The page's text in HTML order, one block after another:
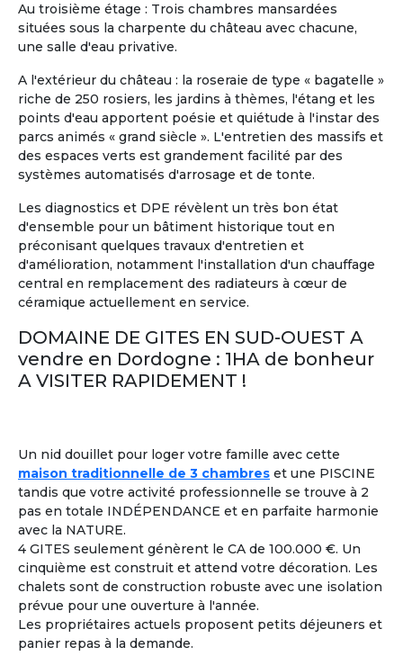
Au troisième étage : Trois chambres mansardées
situées sous la charpente du château avec chacune,
une salle d'eau privative.
A l'extérieur du château : la roseraie de type « bagatelle »
riche de 250 rosiers, les jardins à thèmes, l'étang et les
points d'eau apportent poésie et quiétude à l'instar des
parcs animés « grand siècle ». L'entretien des massifs et
des espaces verts est grandement facilité par des
systèmes automatisés d'arrosage et de tonte.
Les diagnostics et DPE révèlent un très bon état
d'ensemble pour un bâtiment historique tout en
préconisant quelques travaux d'entretien et
d'amélioration, notamment l'installation d'un chauffage
central en remplacement des radiateurs à cœur de
céramique actuellement en service.
DOMAINE DE GITES EN SUD-OUEST A
vendre en Dordogne : 1HA de bonheur
A VISITER RAPIDEMENT !
Un nid douillet pour loger votre famille avec cette
maison traditionnelle de 3 chambres et une PISCINE
tandis que votre activité professionnelle se trouve à 2
pas en totale INDÉPENDANCE et en parfaite harmonie
avec la NATURE.
4 GITES seulement génèrent le CA de 100.000 €. Un
cinquième est construit et attend votre décoration. Les
chalets sont de construction robuste avec une isolation
prévue pour une ouverture à l'année.
Les propriétaires actuels proposent petits déjeuners et
panier repas à la demande.
familles, des jeunes actifs, des couples,
des personnes seules ou encore d’autres
r...
Slide 1 of 11
11
Maison Partagée
Marrakech, Maroc
A partir de1 750 €/mois
Voir les249annonces
mois seulement.
Colouer Intégrer Habitat Partagé
Toulon France ± 30kms
Bonjour femme 60 ans dynamique
joyeuse recherche colocation